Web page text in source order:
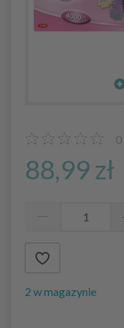
0
88,99 zł
2 w magazynie